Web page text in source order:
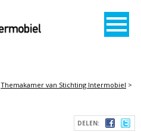
Themakamer van Stichting Intermobiel >
DELEN: